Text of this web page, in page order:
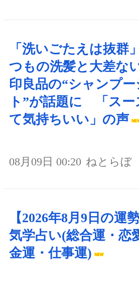
「洗いごたえは抜群
つもの洗髪と大差な
印良品の“シャンプー
ト”が話題に 「スー
て気持ちいい」の声
08月09日 00:20 ねとらぼ
【2026年8月9日の運
気学占い(総合運・恋
金運・仕事運)